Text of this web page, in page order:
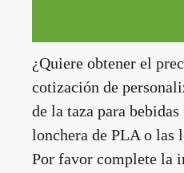
¿Quiere obtener el
cotización de
de la taza para
lonchera de PLA o las
Por favor complete la